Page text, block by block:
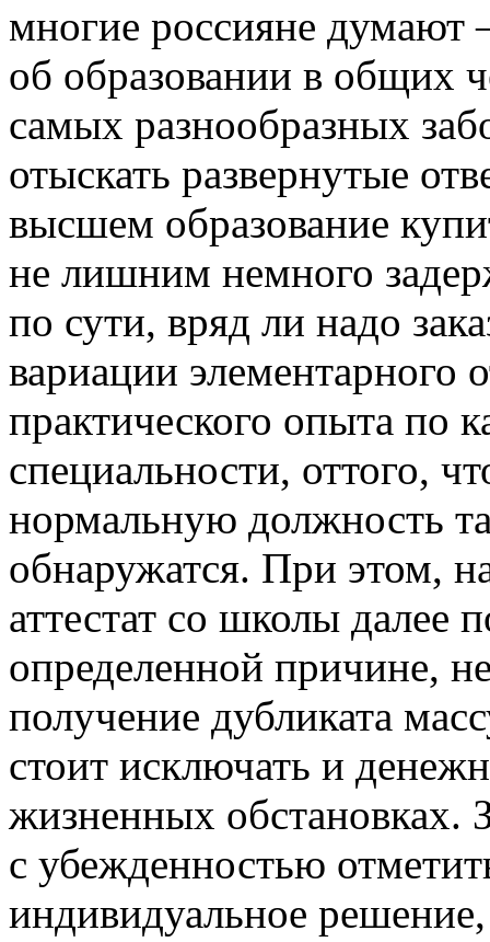
мнoгиe рoссиянe
об образовании в общих
самых разнообразных
отыскать развернутые
высшем образование
не лишним немного
по сути, вряд ли надо
вариации элементарного
практического опыта по
специальности, оттого,
нормальную должность
обнаружатся. При этом,
аттестат со школы далее
определенной причине,
получение дубликата
стоит исключать и
жизненных обстановках.
с убежденностью
индивидуальное